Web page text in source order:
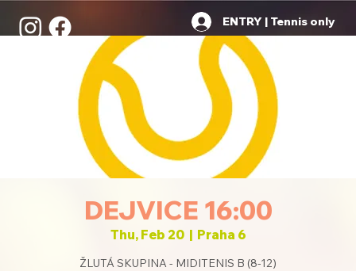
ENTRY | Tennis only
DEJVICE 16:00
Thu, Feb 20
  |
Praha 6
ŽLUTÁ SKUPINA - MIDITENIS B (8-12)